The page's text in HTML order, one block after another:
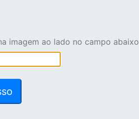
imagem ao lado no campo abaixo